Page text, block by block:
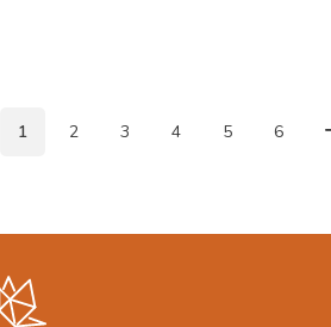
1 2 3 4 5 6